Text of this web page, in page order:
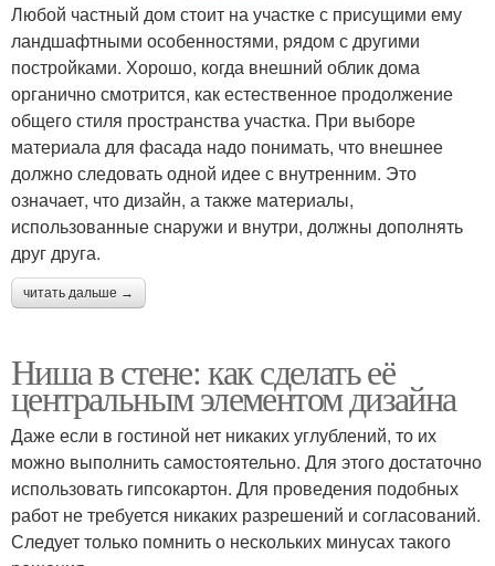
Любой частный дом стоит на участке с присущими ему
ландшафтными особенностями, рядом с другими
постройками. Хорошо, когда внешний облик дома
органично смотрится, как естественное продолжение
общего стиля пространства участка. При выборе
материала для фасада надо понимать, что внешнее
должно следовать одной идее с внутренним. Это
означает, что дизайн, а также материалы,
использованные снаружи и внутри, должны дополнять
друг друга.
читать дальше →
Ниша в стене: как сделать её
центральным элементом дизайна
Даже если в гостиной нет никаких углублений, то их
можно выполнить самостоятельно. Для этого достаточно
использовать гипсокартон. Для проведения подобных
работ не требуется никаких разрешений и согласований.
Следует только помнить о нескольких минусах такого